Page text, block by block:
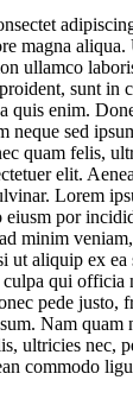
magna
ullamco
sunt in
quis enim.
neque sed
quam felis,
elit.
Lorem
eiusm por
minim
ut aliquip ex ea
qui officia
pede justo,
Nam quam
ultricies nec,
commodo